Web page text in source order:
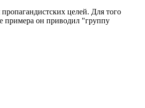
целей. Для того
примера он приводил "группу